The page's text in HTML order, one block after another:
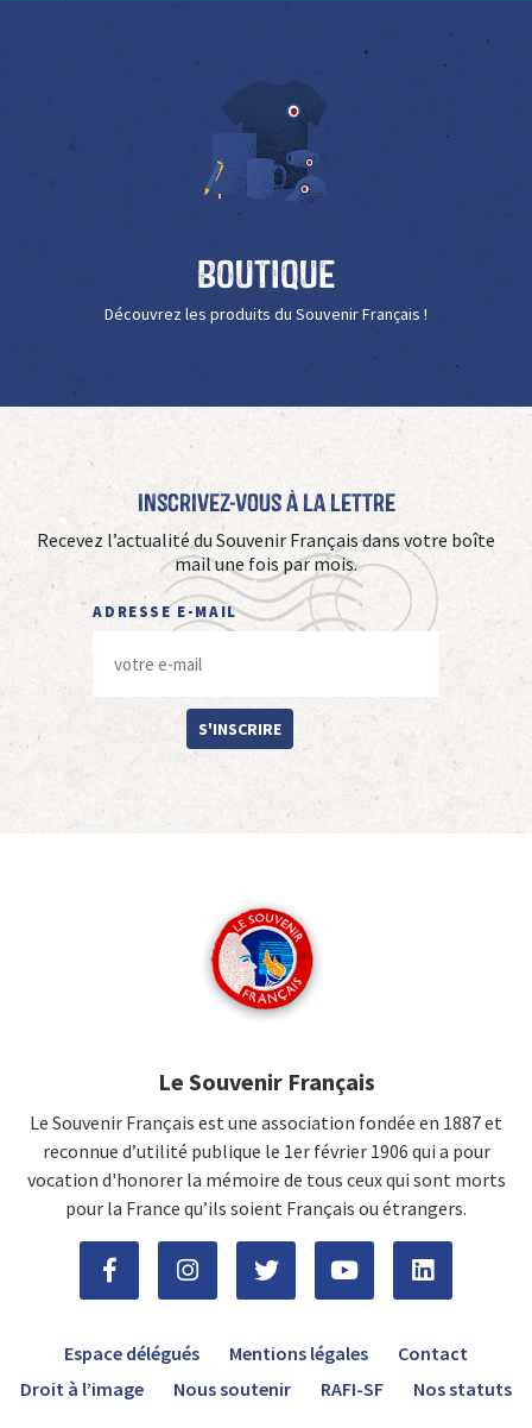
Boutique
Découvrez les produits du Souvenir Français !
Inscrivez-vous à La Lettre
Recevez l’actualité du Souvenir Français dans votre boîte
mail une fois par mois.
ADRESSE E-MAIL
S'INSCRIRE
Le Souvenir Français
Le Souvenir Français est une association fondée en 1887 et
reconnue d’utilité publique le 1er février 1906 qui a pour
vocation d'honorer la mémoire de tous ceux qui sont morts
pour la France qu’ils soient Français ou étrangers.
Espace délégués Mentions légales
Contact
Droit à l’image
Nous soutenir RAFI-SF Nos statuts